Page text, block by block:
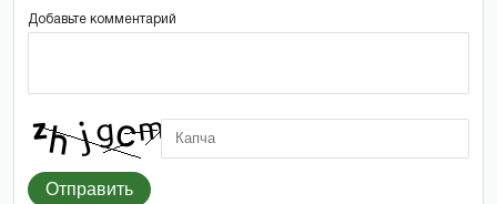
Добавьте комментарий
Отправить